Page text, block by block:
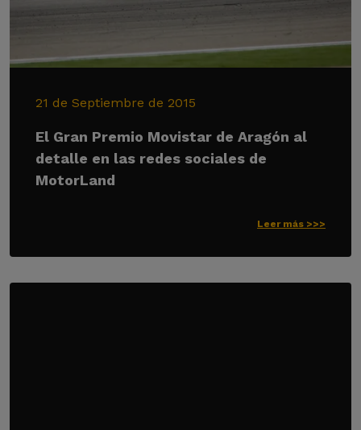
21 de Septiembre de 2015
El Gran Premio Movistar de Aragón al
detalle en las redes sociales de
MotorLand
Leer más >>>